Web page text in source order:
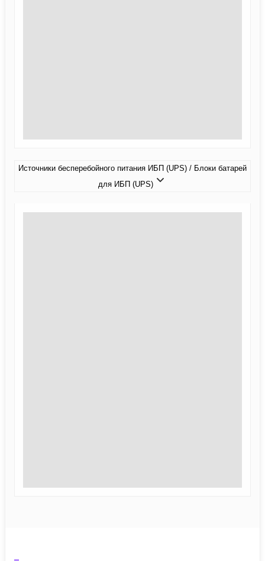
Источники бесперебойного питания ИБП (UPS) / Блоки батарей
для ИБП (UPS)